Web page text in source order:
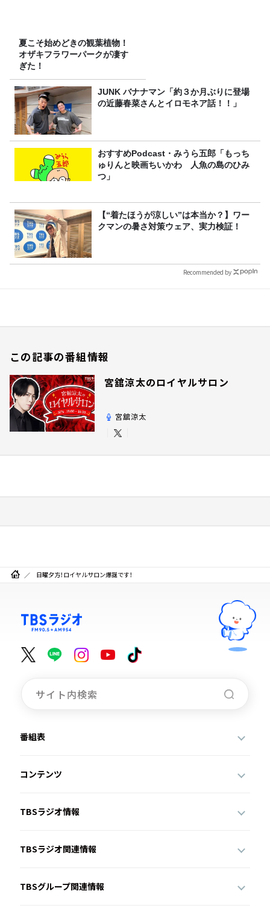
夏こそ始めどきの観葉植物！
オザキフラワーパークが凄す
ぎた！
JUNK バナナマン「約３か月ぶりに登場
の近藤春菜さんとイロモネア話！！」
おすすめPodcast・みうら五郎「もっち
ゅりんと映画ちいかわ 人魚の島のひみ
つ」
【“着たほうが涼しい”は本当か？】ワー
クマンの暑さ対策ウェア、実力検証！
Recommended by
この記事の番組情報
宮舘涼太のロイヤルサロン
宮舘涼太
日曜夕方！ロイヤルサロン爆誕です！
番組表
コンテンツ
TBSラジオ情報
TBSラジオ関連情報
TBSグループ関連情報